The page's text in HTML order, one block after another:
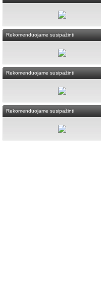
Rekomenduojame susipažinti
Rekomenduojame susipažinti
Rekomenduojame susipažinti